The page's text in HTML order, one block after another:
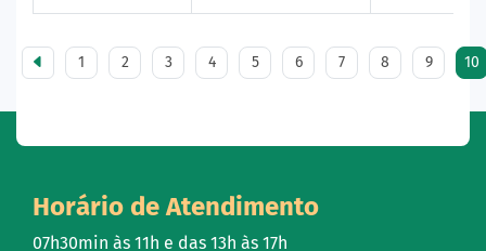
1 2 3 4 5 6 7 8 9 10
Horário de Atendimento
07h30min às 11h e das 13h às 17h